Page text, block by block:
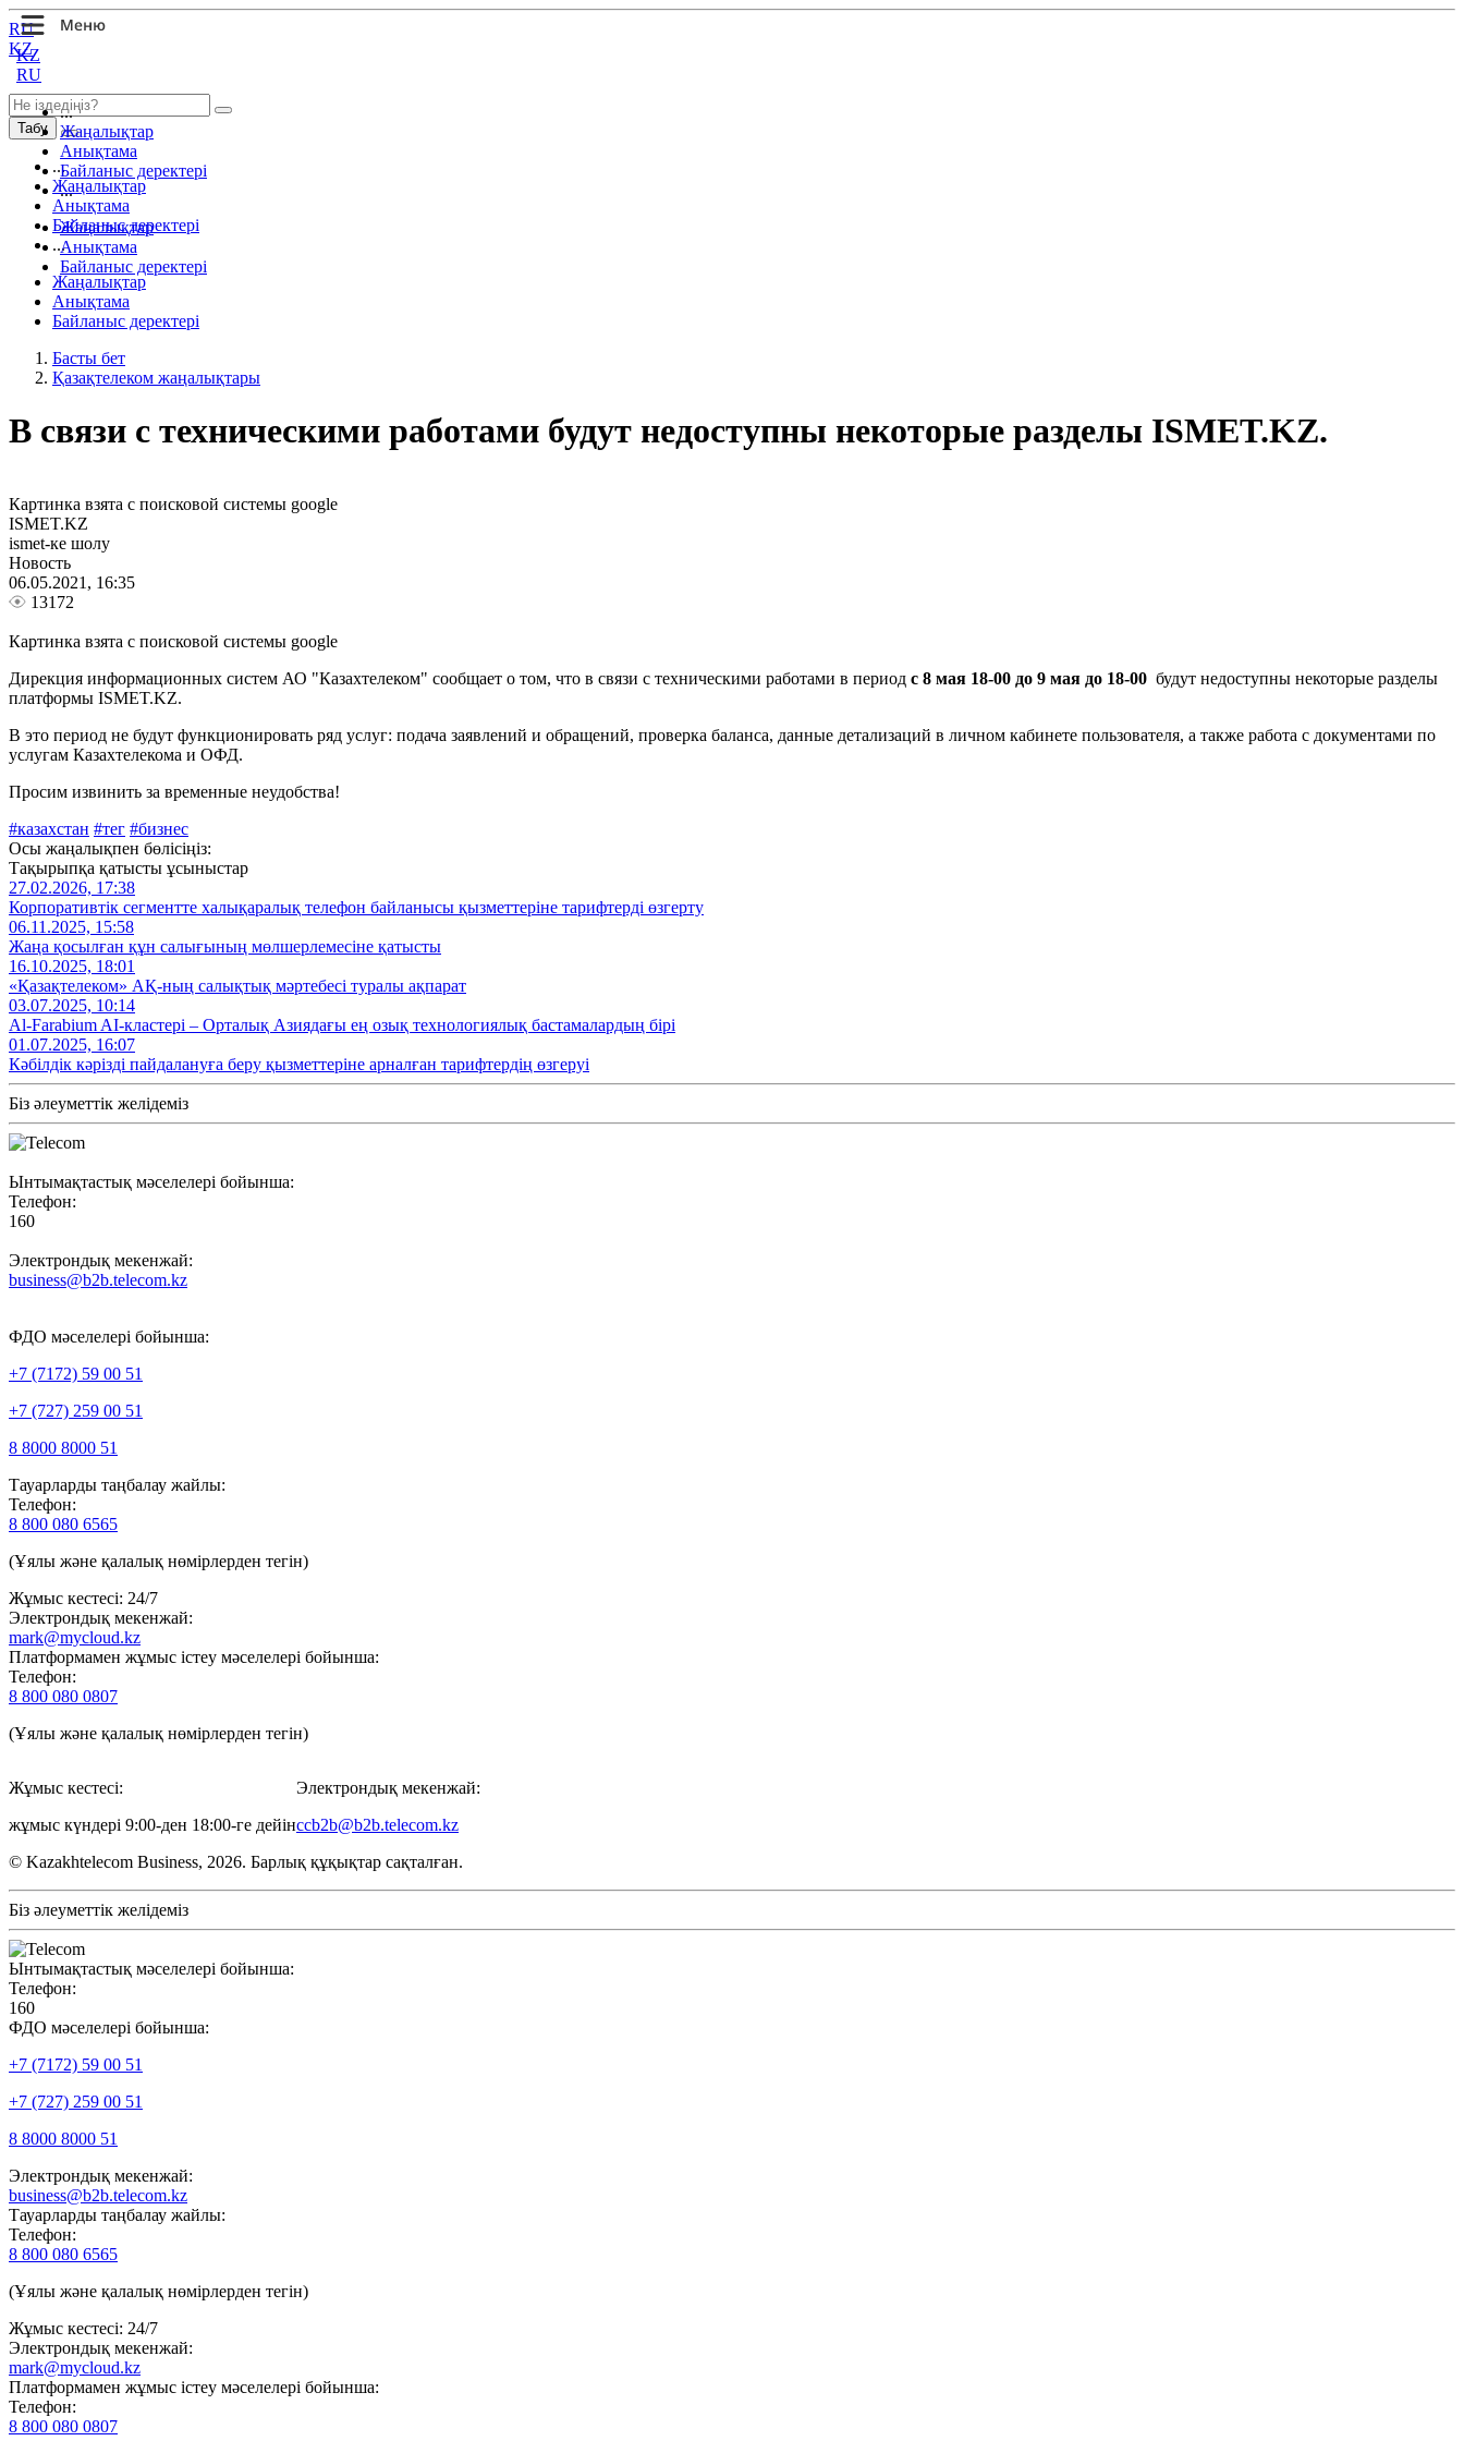
KZ
RU
...
Жаңалықтар
Анықтама
Байланыс деректері
...
Жаңалықтар
Анықтама
Байланыс деректері
RU
KZ
Табу
...
Жаңалықтар
Анықтама
Байланыс деректері
...
Жаңалықтар
Анықтама
Байланыс деректері
Басты бет
Қазақтелеком жаңалықтары
В связи с техническими работами будут недоступны некоторые разделы ISMET.KZ.
Картинка взята с поисковой системы google
ISMET.KZ
ismet-ке шолу
Новость
06.05.2021, 16:35
13172
Картинка взята с поисковой системы google
Дирекция информационных систем АО "Казахтелеком" сообщает о том, что в связи с техническими работами в период с 8 мая 18-00 до 9 мая до 18-00 будут недоступны некоторые разделы
платформы ISMET.KZ.
В это период не будут функционировать ряд услуг: подача заявлений и обращений, проверка баланса, данные детализаций в личном кабинете пользователя, а также работа с документами по
услугам Казахтелекома и ОФД.
Просим извинить за временные неудобства!
#казахстан #тег #бизнес
Осы жаңалықпен бөлісіңіз:
Тақырыпқа қатысты ұсыныстар
27.02.2026, 17:38
Корпоративтік сегментте халықаралық телефон байланысы қызметтеріне тарифтерді өзгерту
06.11.2025, 15:58
Жаңа қосылған құн салығының мөлшерлемесіне қатысты
16.10.2025, 18:01
«Қазақтелеком» АҚ-ның салықтық мәртебесі туралы ақпарат
03.07.2025, 10:14
Al‑Farabium AI‑кластері – Орталық Азиядағы ең озық технологиялық бастамалардың бірі
01.07.2025, 16:07
Кәбілдік кәрізді пайдалануға беру қызметтеріне арналған тарифтердің өзгеруі
Біз әлеуметтік желідеміз
Ынтымақтастық мәселелері бойынша:
Телефон:
160
Электрондық мекенжай:
business@b2b.telecom.kz
ФДО мәселелері бойынша:
+7 (7172) 59 00 51
+7 (727) 259 00 51
8 8000 8000 51
Тауарларды таңбалау жайлы:
Телефон:
8 800 080 6565
(Ұялы және қалалық нөмірлерден тегін)
Жұмыс кестесі: 24/7
Электрондық мекенжай:
mark@mycloud.kz
Платформамен жұмыс істеу мәселелері бойынша:
Телефон:
8 800 080 0807
(Ұялы және қалалық нөмірлерден тегін)
Жұмыс кестесі:
жұмыс күндері 9:00-ден 18:00-ге дейін
Электрондық мекенжай:
ccb2b@b2b.telecom.kz
© Kazakhtelecom Business, 2026. Барлық құқықтар сақталған.
Біз әлеуметтік желідеміз
Ынтымақтастық мәселелері бойынша:
Телефон:
160
ФДО мәселелері бойынша:
+7 (7172) 59 00 51
+7 (727) 259 00 51
8 8000 8000 51
Электрондық мекенжай:
business@b2b.telecom.kz
Тауарларды таңбалау жайлы:
Телефон:
8 800 080 6565
(Ұялы және қалалық нөмірлерден тегін)
Жұмыс кестесі: 24/7
Электрондық мекенжай:
mark@mycloud.kz
Платформамен жұмыс істеу мәселелері бойынша:
Телефон:
8 800 080 0807